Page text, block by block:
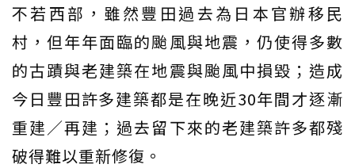
不若西部，雖然豐田過去為日本官辦移民
村，但年年面臨的颱風與地震，仍使得多數
的古蹟與老建築在地震與颱風中損毀；造成
今日豐田許多建築都是在晚近30年間才逐漸
重建／再建；過去留下來的老建築許多都殘
破得難以重新修復。